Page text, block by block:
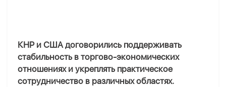
КНР и США договорились поддерживать
стабильность в торгово-экономических
отношениях и укреплять практическое
сотрудничество в различных областях.